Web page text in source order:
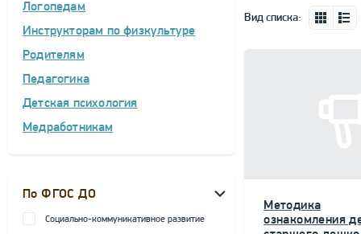
Логопедам
Инструкторам по физкультуре
Родителям
Педагогика
Детская психология
Медработникам
По ФГОС ДО
Социально-коммуникативное развитие
Вид списка:
Методика
ознакомления